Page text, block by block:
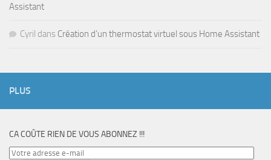
Assistant
Cyril dans Création d’un thermostat virtuel sous Home Assistant
PLUS
CA COÛTE RIEN DE VOUS ABONNEZ !!!
Votre